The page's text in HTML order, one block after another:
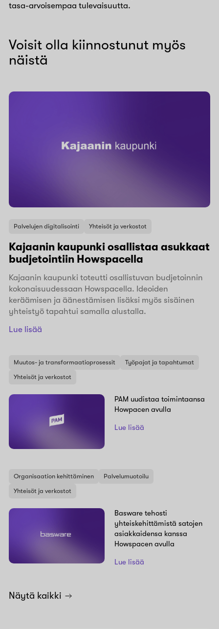
tasa-arvoisempaa tulevaisuutta.
Voisit olla kiinnostunut myös
näistä
Palvelujen digitalisointi Yhteisöt ja verkostot
Kajaanin kaupunki osallistaa asukkaat
budjetointiin Howspacella
Kajaanin kaupunki toteutti osallistuvan budjetoinnin
kokonaisuudessaan Howspacella. Ideoiden
keräämisen ja äänestämisen lisäksi myös sisäinen
yhteistyö tapahtui samalla alustalla.
Lue lisää
Muutos- ja transformaatioprosessit
Työpajat ja tapahtumat
Yhteisöt ja verkostot
PAM uudistaa toimintaansa
Howpacen avulla
Lue lisää
Organisaation kehittäminen
Palvelumuotoilu
Yhteisöt ja verkostot
Basware tehosti
yhteiskehittämistä satojen
asiakkaidensa kanssa
Howspacen avulla
Lue lisää
Näytä kaikki